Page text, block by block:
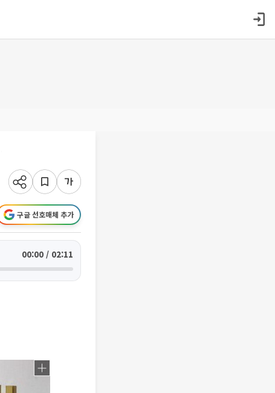
구글 선호매체 추가
00:00 / 02:11